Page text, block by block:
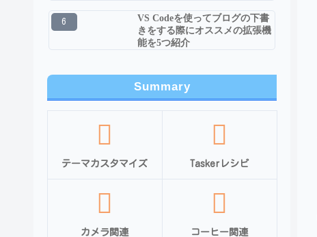
VS Codeを使ってブログの下書
きをする際にオススメの拡張機
能を5つ紹介
Summary
テーマカスタマイズ Taskerレシピ
カメラ関連 コーヒー関連